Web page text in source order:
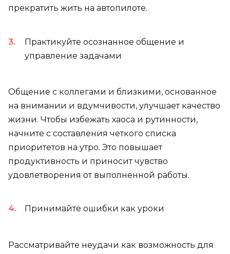
прекратить жить на автопилоте.
Практикуйте осознанное общение и
управление задачами
Общение с коллегами и близкими, основанное
на внимании и вдумчивости, улучшает качество
жизни. Чтобы избежать хаоса и рутинности,
начните с составления четкого списка
приоритетов на утро. Это повышает
продуктивность и приносит чувство
удовлетворения от выполненной работы.
Принимайте ошибки как уроки
Рассматривайте неудачи как возможность для